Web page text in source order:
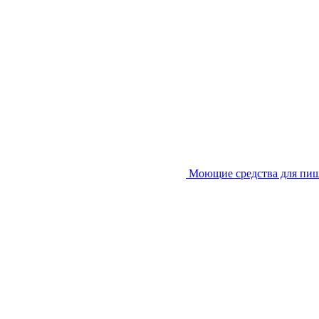
Моющие средства для